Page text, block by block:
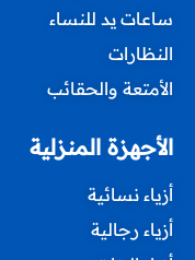
ساعات يد للنساء
النظارات
الأمتعة والحقائب
الأجهزة المنزلية
أزياء نسائية
أزياء رجالية